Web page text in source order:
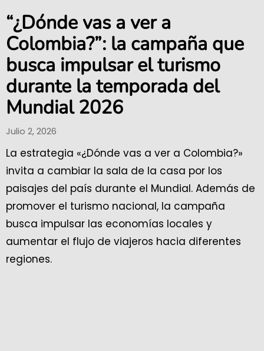
“¿Dónde vas a ver a
Colombia?”: la campaña que
busca impulsar el turismo
durante la temporada del
Mundial 2026
Julio 2, 2026
La estrategia «¿Dónde vas a ver a Colombia?»
invita a cambiar la sala de la casa por los
paisajes del país durante el Mundial. Además de
promover el turismo nacional, la campaña
busca impulsar las economías locales y
aumentar el flujo de viajeros hacia diferentes
regiones.